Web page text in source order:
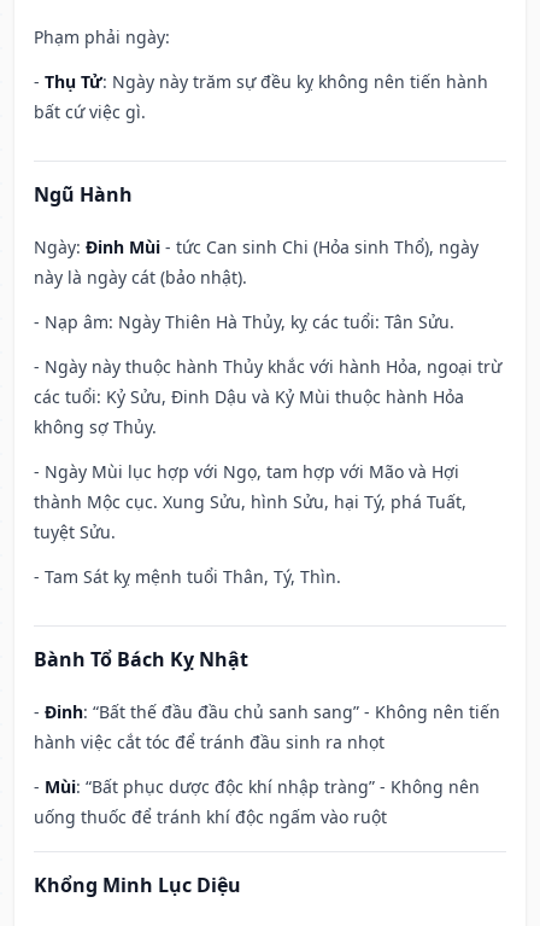
Phạm phải ngày:
- Thụ Tử: Ngày này trăm sự đều kỵ không nên tiến hành
bất cứ việc gì.
Ngũ Hành
Ngày: Đinh Mùi - tức Can sinh Chi (Hỏa sinh Thổ), ngày
này là ngày cát (bảo nhật).
- Nạp âm: Ngày Thiên Hà Thủy, kỵ các tuổi: Tân Sửu.
- Ngày này thuộc hành Thủy khắc với hành Hỏa, ngoại trừ
các tuổi: Kỷ Sửu, Đinh Dậu và Kỷ Mùi thuộc hành Hỏa
không sợ Thủy.
- Ngày Mùi lục hợp với Ngọ, tam hợp với Mão và Hợi
thành Mộc cục. Xung Sửu, hình Sửu, hại Tý, phá Tuất,
tuyệt Sửu.
- Tam Sát kỵ mệnh tuổi Thân, Tý, Thìn.
Bành Tổ Bách Kỵ Nhật
- Đinh: “Bất thế đầu đầu chủ sanh sang” - Không nên tiến
hành việc cắt tóc để tránh đầu sinh ra nhọt
- Mùi: “Bất phục dược độc khí nhập tràng” - Không nên
uống thuốc để tránh khí độc ngấm vào ruột
Khổng Minh Lục Diệu